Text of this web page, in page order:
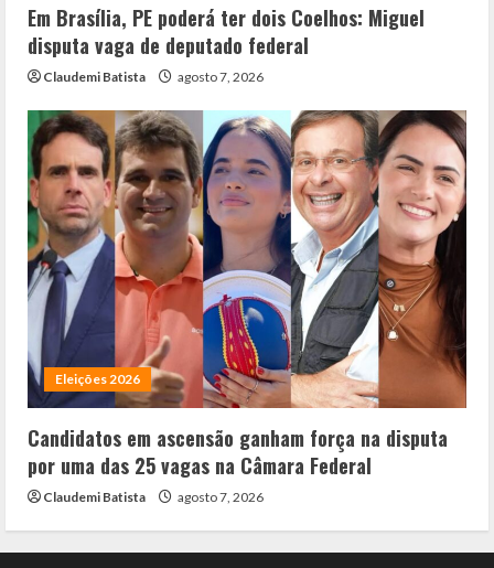
Em Brasília, PE poderá ter dois Coelhos: Miguel
disputa vaga de deputado federal
Claudemi Batista agosto 7, 2026
Eleições 2026
Candidatos em ascensão ganham força na disputa
por uma das 25 vagas na Câmara Federal
Claudemi Batista agosto 7, 2026